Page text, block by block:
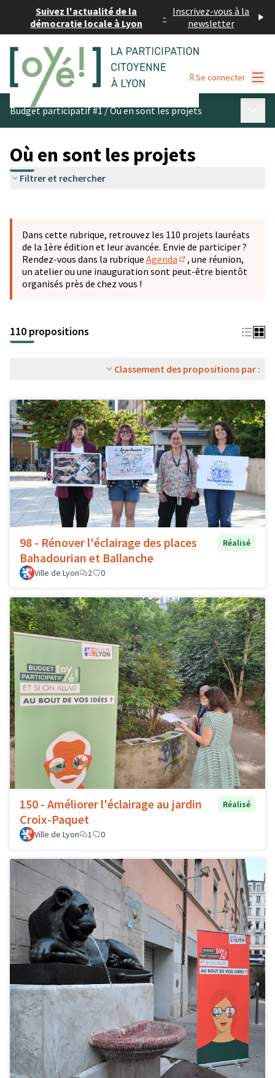
Suivez l'actualité de la
démocratie locale à Lyon
- Inscrivez-vous à la
newsletter
Se connecter
Budget participatif #1/Où en sont les projets
Où en sont les projets
Filtrer et rechercher
−
Dans cette rubrique, retrouvez les 110 projets lauréats
de la 1ère édition et leur avancée. Envie de participer ?
Rendez-vous dans la rubrique Agenda
(S'ouvre dans un
, une réunion,
un atelier ou une inauguration sont peut-être bientôt
organisés près de chez vous !
110 propositions
Classement des propositions par :
98 - Rénover l'éclairage des places
Bahadourian et Ballanche
Réalisé
Ville de Lyon 2 0
150 - Améliorer l'éclairage au jardin
Croix-Paquet
Réalisé
Ville de Lyon 1 0